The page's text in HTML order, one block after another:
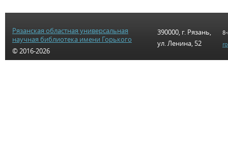
Рязанская областная универсальная
научная библиотека имени Горького
© 2016-2026
390000, г. Рязань,
ул. Ленина, 52